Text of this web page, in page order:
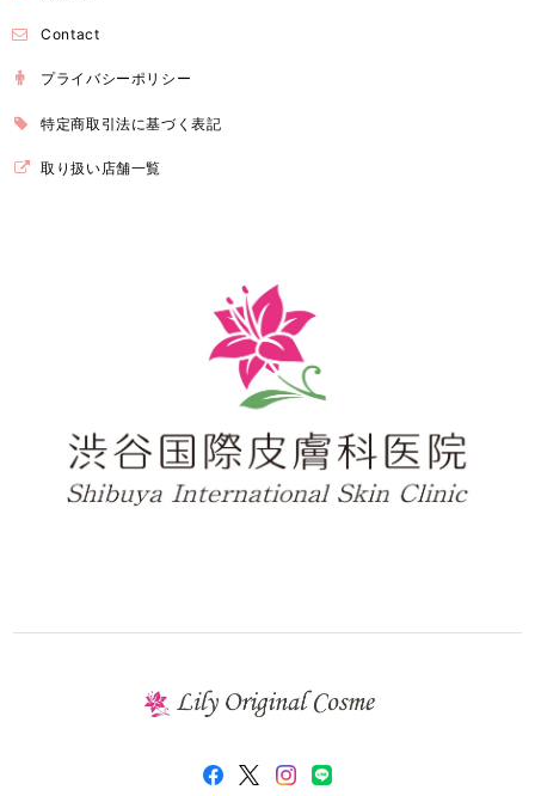
Contact
プライバシーポリシー
特定商取引法に基づく表記
取り扱い店舗一覧